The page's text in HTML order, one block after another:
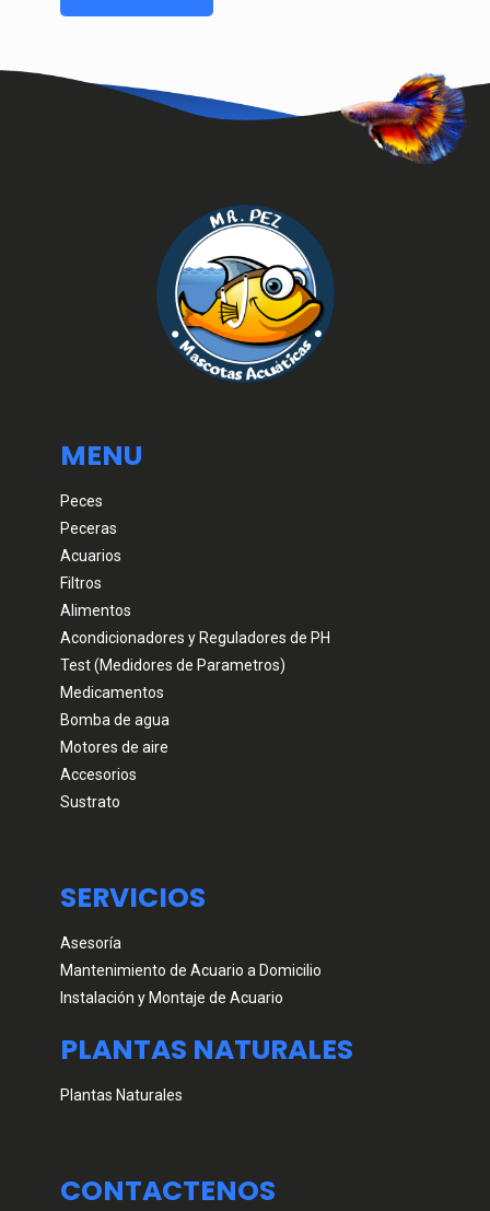
MENU
Peces
Peceras
Acuarios
Filtros
Alimentos
Acondicionadores y Reguladores de PH
Test (Medidores de Parametros)
Medicamentos
Bomba de agua
Motores de aire
Accesorios
Sustrato
SERVICIOS
Asesoría
Mantenimiento de Acuario a Domicilio
Instalación y Montaje de Acuario
PLANTAS NATURALES
Plantas Naturales
CONTACTENOS